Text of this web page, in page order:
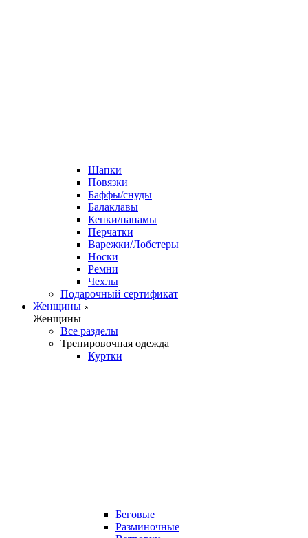
Шапки
Повязки
Баффы/снуды
Балаклавы
Кепки/панамы
Перчатки
Варежки/Лобстеры
Носки
Ремни
Чехлы
Подарочный сертификат
Женщины
Женщины
Все разделы
Тренировочная одежда
Куртки
Беговые
Разминочные